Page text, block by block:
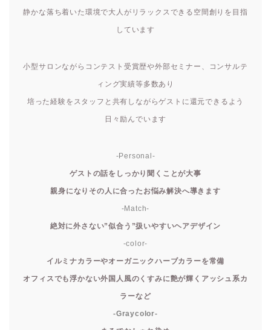
静かな落ち着いた環境で大人がリラックスできる空間創りを目指
しています
小型サロンながらコンテスト受賞歴や外部セミナー、コンサルテ
ィング実績等多数あり
培った経験をスタッフと共有しながらゲストに還元できるよう
日々励んでいます
-Personal-
ゲストの話をしっかり聞くことが大事
親身になりその人に合ったお悩み解決へ導きます
-Match-
絶対に外さない”似合う”扱いやすいヘアデザイン
-color-
イルミナカラーやオーガニックハーブカラーを常備
オフィスでも浮かない外国人風のくすみに艶が輝くアッシュ系カ
ラーなど
-Graycolor-